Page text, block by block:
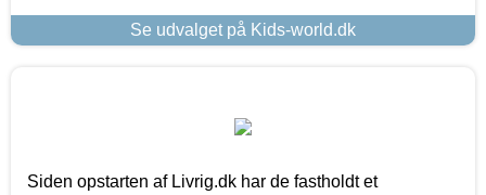
Se udvalget på Kids-world.dk
Siden opstarten af Livrig.dk har de fastholdt et